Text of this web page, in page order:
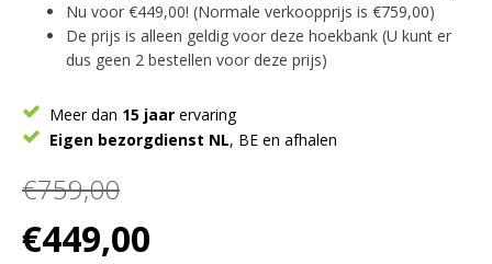
Nu voor €449,00! (Normale verkoopprijs is €759,00)
De prijs is alleen geldig voor deze hoekbank (U kunt er
dus geen 2 bestellen voor deze prijs)
Meer dan 15 jaar ervaring
Eigen bezorgdienst NL, BE en afhalen
€759,00
Oorspronkelijke
prijs
€449,00